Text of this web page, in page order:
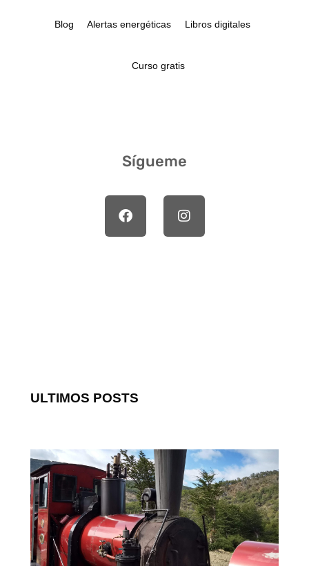
Blog Alertas energéticas Libros digitales
Curso gratis
Sígueme
ULTIMOS POSTS